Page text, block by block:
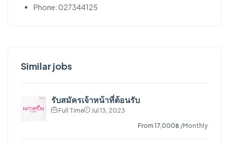
Phone: 027344125
Similar jobs
รับสมัครเจ้าหน้าที่ต้อนรับ
Full Time
Jul 13, 2023
From 17,000฿ /Monthly